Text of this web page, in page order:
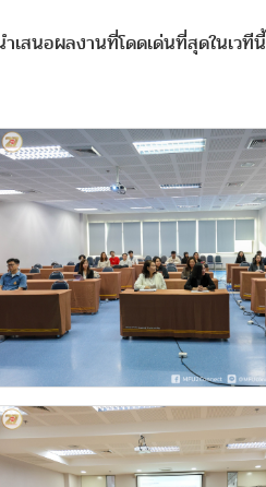
สนอผลงานที่โดดเด่นที่สุดในเวทีนี้